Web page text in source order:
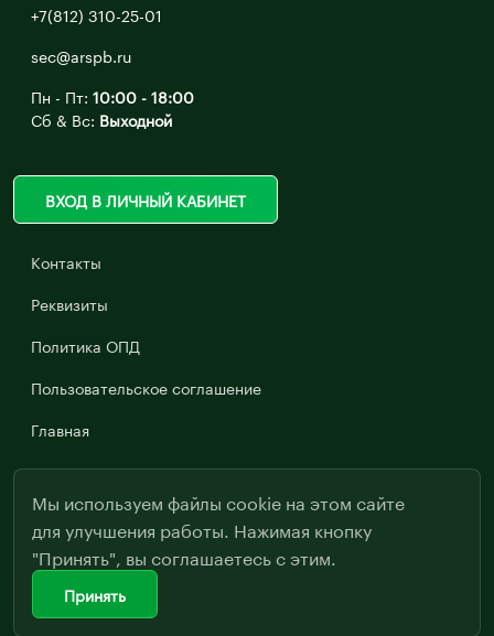
+7(812) 310-25-01
sec@arspb.ru
Пн - Пт: 10:00 - 18:00
Сб & Вс: Выходной
ВХОД В ЛИЧНЫЙ КАБИНЕТ
Контакты
Реквизиты
Политика ОПД
Пользовательское соглашение
Главная
Мы используем файлы cookie на этом сайте
для улучшения работы. Нажимая кнопку
"Принять", вы соглашаетесь с этим.
Принять